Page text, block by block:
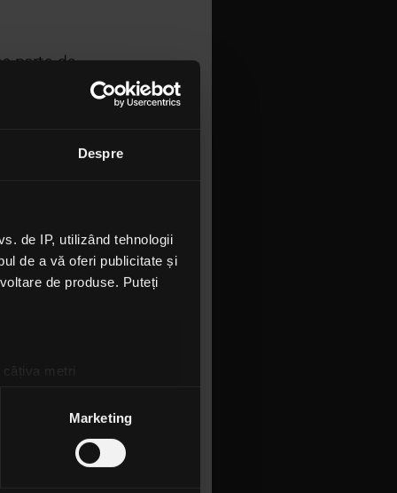
Despre
de IP, utilizând tehnologii
de a vă oferi publicitate și
de produse. Puteți
metri
la
secțiunea cu detalii
Marketing
parte de
Lista de
pe